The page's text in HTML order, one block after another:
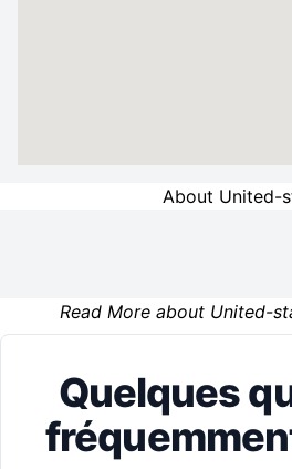
About United-
Read More about United-
Quelques